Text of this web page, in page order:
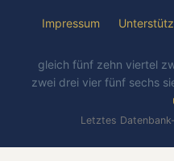
Impressum
gleich fünf zehn viertel
zwei drei vier fünf sechs
Letztes